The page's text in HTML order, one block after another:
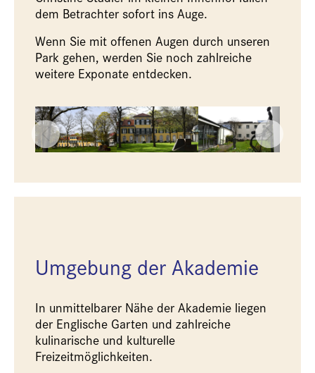
dem Betrachter sofort ins Auge.
Wenn Sie mit offenen Augen durch unseren
Park gehen, werden Sie noch zahlreiche
weitere Exponate entdecken.
Umgebung der Akademie
In unmittelbarer Nähe der Akademie liegen
der Englische Garten und zahlreiche
kulinarische und kulturelle
Freizeitmöglichkeiten.